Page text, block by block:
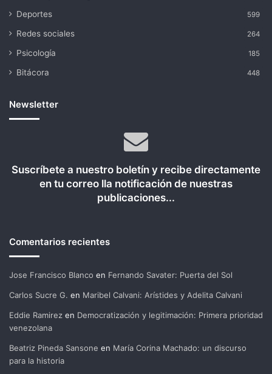
Deportes 599
Redes sociales 264
Psicología 185
Bitácora 448
Newsletter
Suscríbete a nuestro boletín y recibe directamente
en tu correo lla notificación de nuestras
publicaciones...
Comentarios recientes
Jose Francisco Blanco en Fernando Savater: Puerta del Sol
Carlos Sucre G. en Maribel Calvani: Arístides y Adelita Calvani
Eddie Ramirez en Democratización y legitimación: Primera prioridad
venezolana
Beatriz Pineda Sansone en María Corina Machado: un discurso
para la historia